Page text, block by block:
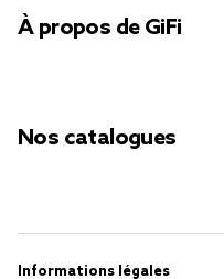
À propos de GiFi
Nos catalogues
Informations légales